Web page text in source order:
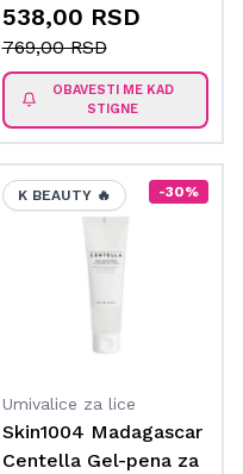
538,00 RSD
769,00 RSD
OBAVESTI ME KAD
STIGNE
K BEAUTY 🔥 -30%
Umivalice za lice
Skin1004 Madagascar
Centella Gel-pena za